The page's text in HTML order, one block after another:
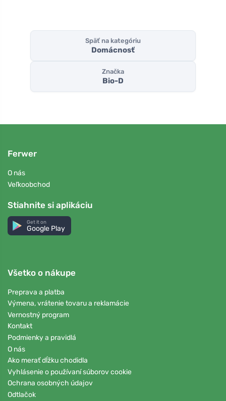
Späť na kategóriu
Domácnosť
Značka
Bio-D
Ferwer
O nás
Veľkoobchod
Stiahnite si aplikáciu
Get it on
Google Play
Všetko o nákupe
Preprava a platba
Výmena, vrátenie tovaru a reklamácie
Vernostný program
Kontakt
Podmienky a pravidlá
O nás
Ako merať dĺžku chodidla
Vyhlásenie o používaní súborov cookie
Ochrana osobných údajov
Odtlačok